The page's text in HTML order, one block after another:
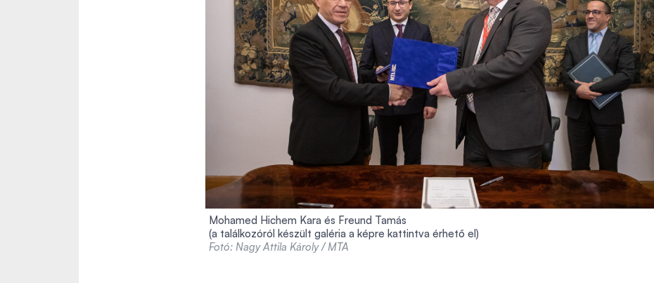
Mohamed Hichem Kara és Freund Tamás
(a találkozóról készült galéria a képre kattintva érhető el)
Fotó: Nagy Attila Károly / MTA